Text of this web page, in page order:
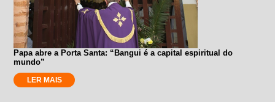
Papa abre a Porta Santa: “Bangui é a capital espiritual do
mundo”
LER MAIS